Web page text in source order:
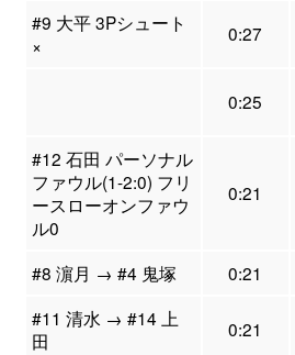
#9 大平 3Pシュート
×
0:27
0:25
#12 石田 パーソナル
ファウル(1-2:0) フリ
ースローオンファウ
ル0
0:21
#8 濵月 → #4 鬼塚
0:21
#11 清水 → #14 上
田
0:21